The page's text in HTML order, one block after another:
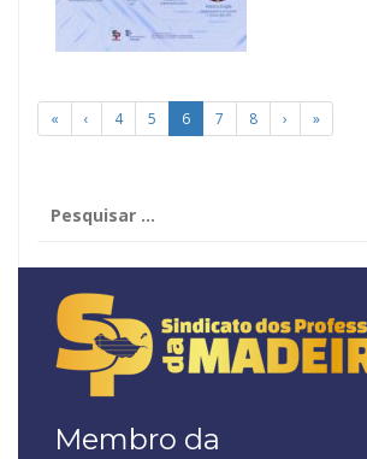
« ‹ 4 5 6 7 8 › »
por:
Membro da